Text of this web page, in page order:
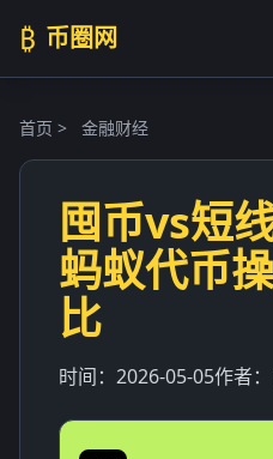
₿ 币圈网
首页 > 金融财经
囤币vs短
蚂蚁代币
比
时间： 2026-05-05作者：